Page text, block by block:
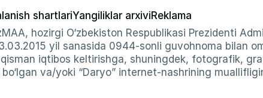
shartlariYangiliklar arxiviReklama
hozirgi O‘zbekiston Respublikasi Prezidenti
yil sanasida 0944-sonli guvohnoma bilan
iqtibos keltirishga, shuningdek, fotografik,
va/yoki “Daryo” internet-nashrining